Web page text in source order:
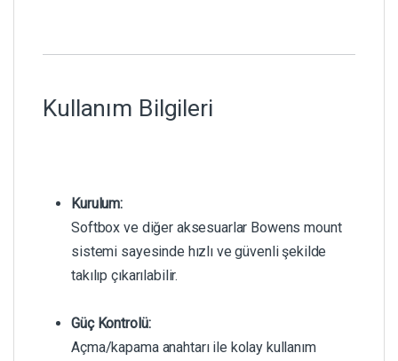
Kullanım Bilgileri
Kurulum:
Softbox ve diğer aksesuarlar Bowens mount
sistemi sayesinde hızlı ve güvenli şekilde
takılıp çıkarılabilir.
Güç Kontrolü:
Açma/kapama anahtarı ile kolay kullanım